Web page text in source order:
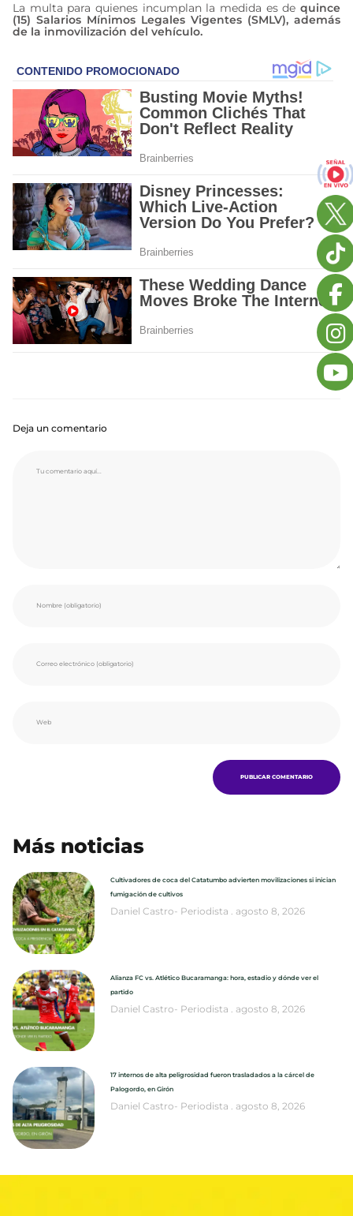
La multa para quienes incumplan la medida es de quince
(15) Salarios Mínimos Legales Vigentes (SMLV), además
de la inmovilización del vehículo.
Deja un comentario
Más noticias
Cultivadores de coca del Catatumbo advierten movilizaciones si inician
fumigación de cultivos
Daniel Castro- Periodista agosto 8, 2026
Alianza FC vs. Atlético Bucaramanga: hora, estadio y dónde ver el
partido
Daniel Castro- Periodista agosto 8, 2026
17 internos de alta peligrosidad fueron trasladados a la cárcel de
Palogordo, en Girón
Daniel Castro- Periodista agosto 8, 2026